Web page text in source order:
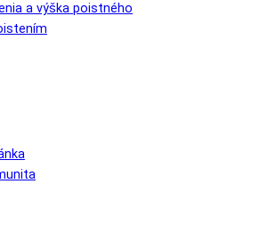
a výška poistného